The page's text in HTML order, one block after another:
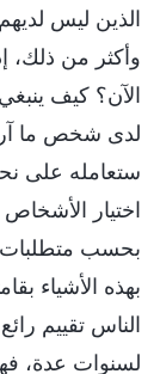
الذين ليس
وأكثر من ذلك،
الآن؟ كيف
لدى شخص ما
ستعامله على
اختيار
بحسب متطلبات
بهذه الأشياء
الناس تقييم
لسنوات عدة،